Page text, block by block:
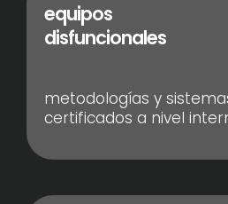
equipos
disfuncionales
metodologías y
certificados a nivel